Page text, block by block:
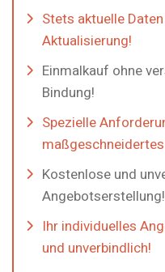
Stets aktuelle
Aktualisierung!
Einmalkauf ohne
Bindung!
Spezielle
Kostenlose und
Angebotserstellung!
Ihr individuelles
und unverbindlich!